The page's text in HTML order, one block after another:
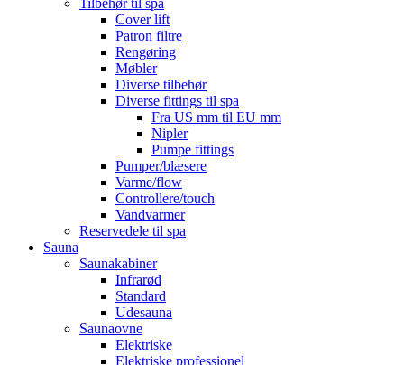
Tilbehør til spa
Cover lift
Patron filtre
Rengøring
Møbler
Diverse tilbehør
Diverse fittings til spa
Fra US mm til EU mm
Nipler
Pumpe fittings
Pumper/blæsere
Varme/flow
Controllere/touch
Vandvarmer
Reservedele til spa
Sauna
Saunakabiner
Infrarød
Standard
Udesauna
Saunaovne
Elektriske
Elektriske professionel